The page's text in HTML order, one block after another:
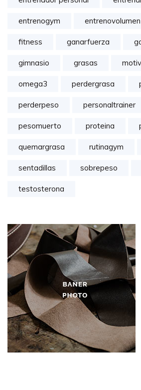
entrenogym entrenovolumen
fitness ganarfuerza
gimnasio grasas
omega3 perdergrasa
perderpeso personaltrainer
pesomuerto proteina
quemargrasa rutinagym
sentadillas sobrepeso
testosterona